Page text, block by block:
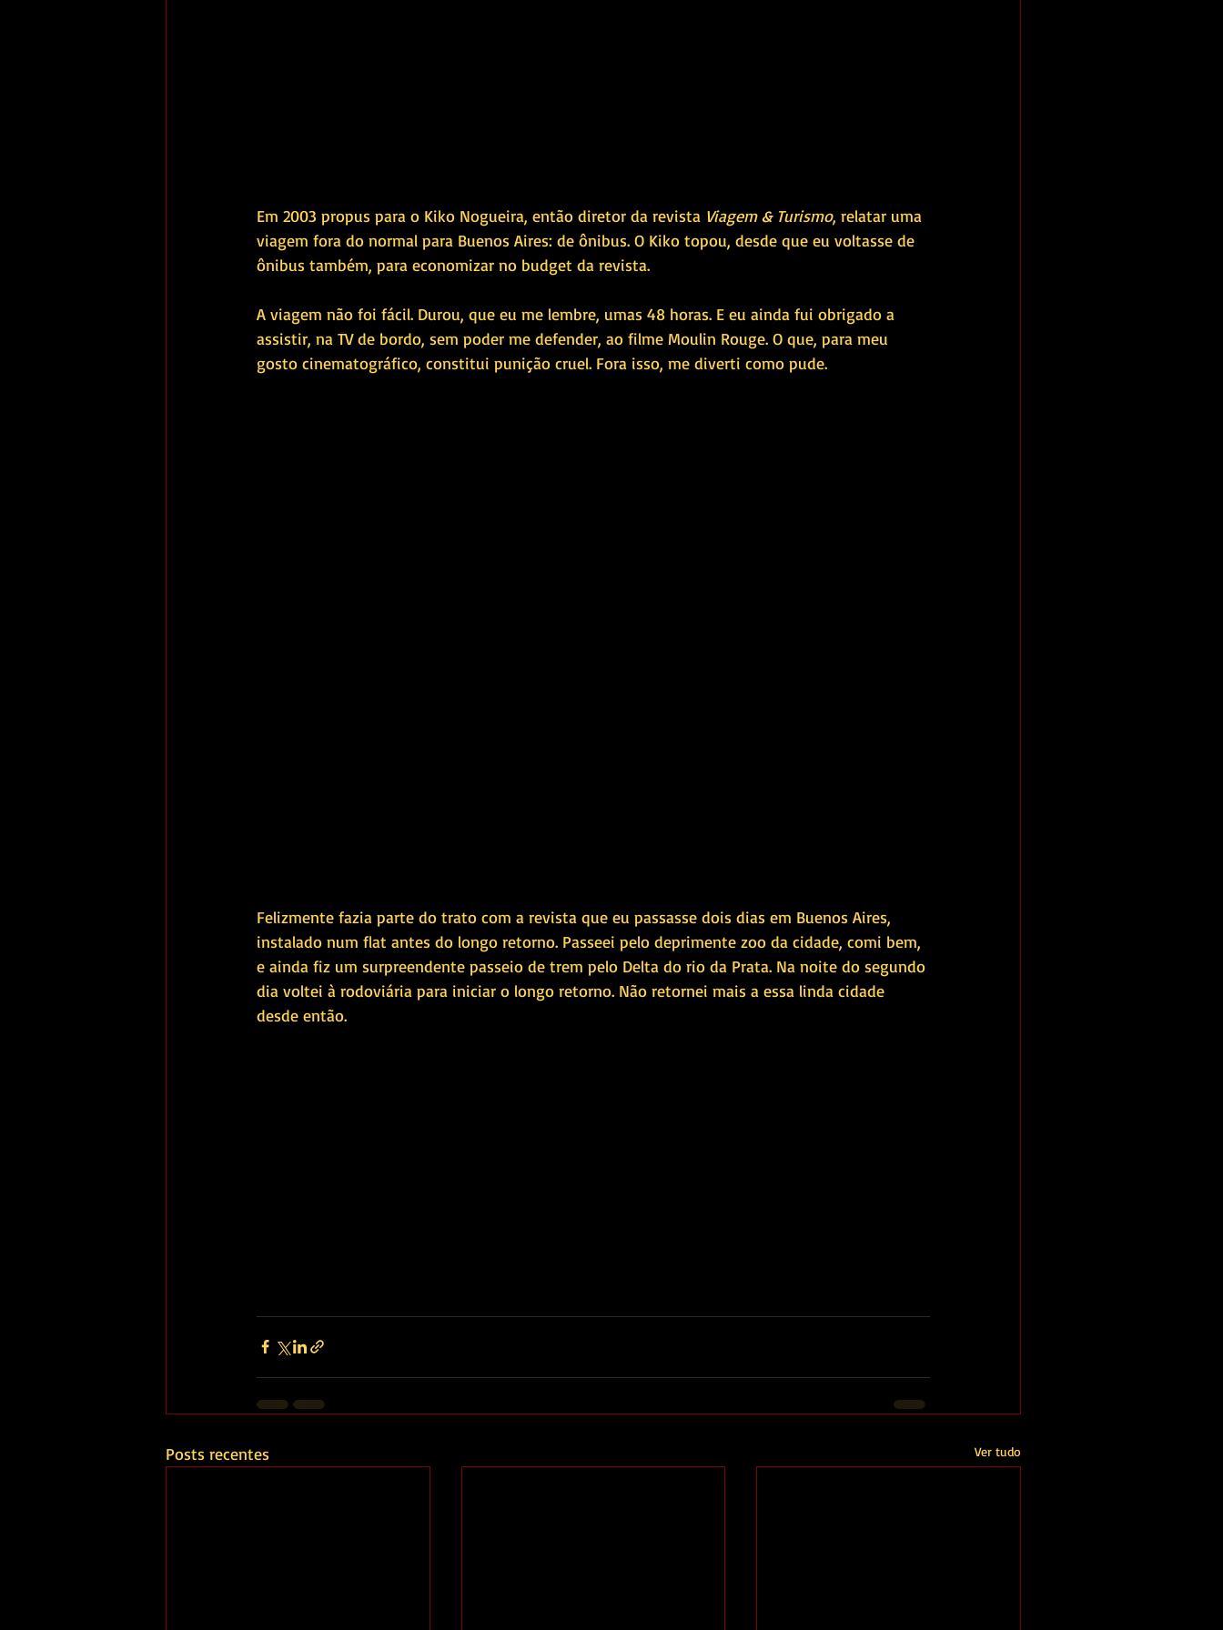
Em 2003 propus para o Kiko Nogueira, então diretor da revista Viagem & Turismo, relatar uma
viagem fora do normal para Buenos Aires: de ônibus. O Kiko topou, desde que eu voltasse de
ônibus também, para economizar no budget da revista.
A viagem não foi fácil. Durou, que eu me lembre, umas 48 horas. E eu ainda fui obrigado a
assistir, na TV de bordo, sem poder me defender, ao filme Moulin Rouge. O que, para meu
gosto cinematográfico, constitui punição cruel. Fora isso, me diverti como pude.
Felizmente fazia parte do trato com a revista que eu passasse dois dias em Buenos Aires,
instalado num flat antes do longo retorno. Passeei pelo deprimente zoo da cidade, comi bem,
e ainda fiz um surpreendente passeio de trem pelo Delta do rio da Prata. Na noite do segundo
dia voltei à rodoviária para iniciar o longo retorno. Não retornei mais a essa linda cidade
desde então.
Posts recentes Ver tudo